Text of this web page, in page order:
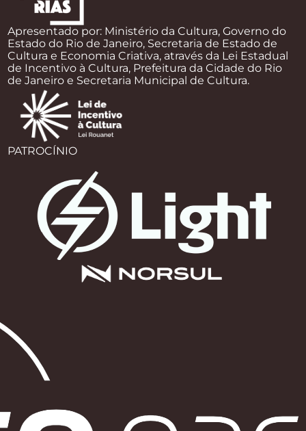
Apresentado por: Ministério da Cultura, Governo do
Estado do Rio de Janeiro, Secretaria de Estado de
Cultura e Economia Criativa, através da Lei Estadual
de Incentivo à Cultura, Prefeitura da Cidade do Rio
de Janeiro e Secretaria Municipal de Cultura.
PATROCÍNIO